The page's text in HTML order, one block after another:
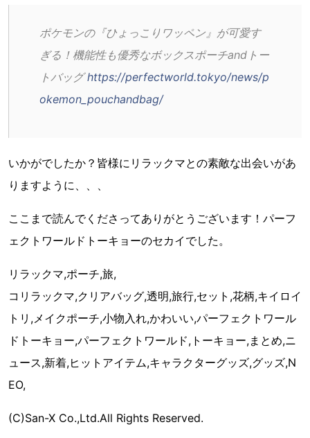
ポケモンの『ひょっこりワッペン』が可愛す
ぎる！機能性も優秀なボックスポーチandトー
トバッグ https://perfectworld.tokyo/news/p
okemon_pouchandbag/
いかがでしたか？皆様にリラックマとの素敵な出会いがあ
りますように、、、
ここまで読んでくださってありがとうございます！パーフ
ェクトワールドトーキョーのセカイでした。
リラックマ,ポーチ,旅,
コリラックマ,クリアバッグ,透明,旅行,セット,花柄,キイロイ
トリ,メイクポーチ,小物入れ,かわいい,パーフェクトワール
ドトーキョー,パーフェクトワールド,トーキョー,まとめ,ニ
ュース,新着,ヒットアイテム,キャラクターグッズ,グッズ,N
EO,
(C)San-X Co.,Ltd.All Rights Reserved.